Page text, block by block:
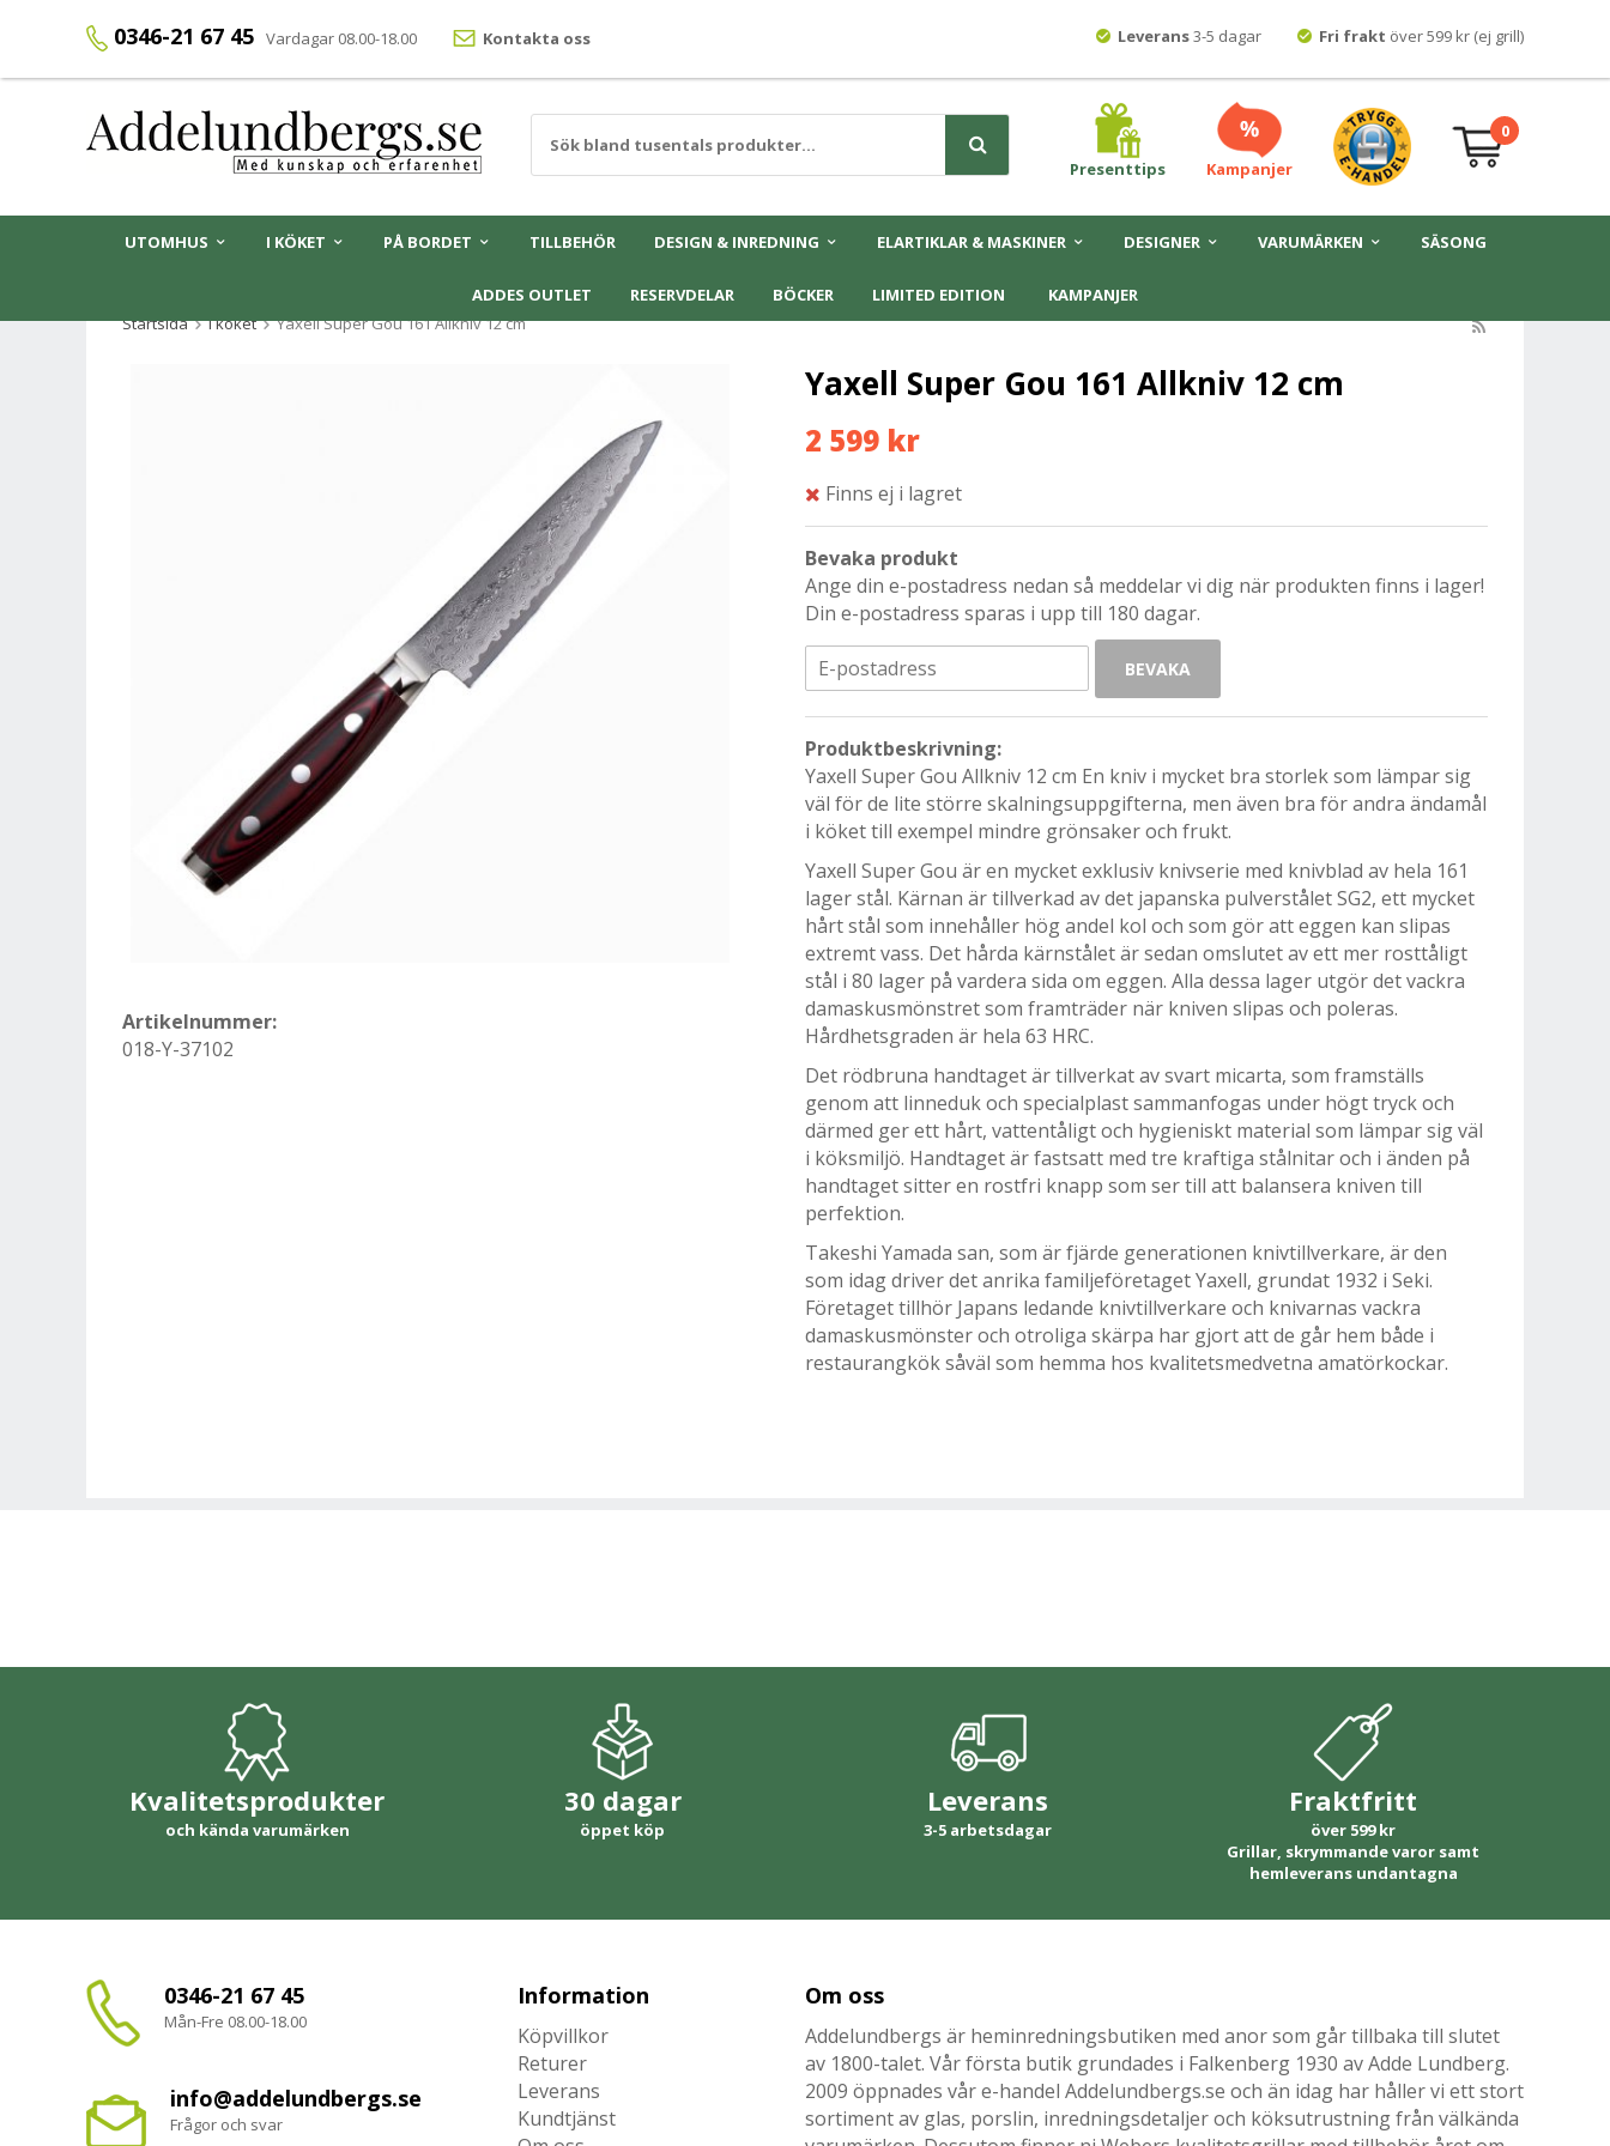
0346-21 67 45 Vardagar 08.00-18.00 Kontakta oss Leverans3-5 dagar Fri frakt över 599 kr (ej grill)
Presenttips Kampanjer
0
UTOMHUS I KÖKET PÅ BORDET TILLBEHÖR DESIGN & INREDNING ELARTIKLAR & MASKINER DESIGNER VARUMÄRKEN SÄSONG
ADDES OUTLET RESERVDELAR BÖCKER LIMITED EDITION
KAMPANJER
Startsida
I köket Yaxell Super Gou 161 Allkniv 12 cm
Yaxell Super Gou 161 Allkniv 12 cm
2 599 kr
Finns ej i lagret
Bevaka produkt
Ange din e-postadress nedan så meddelar vi dig när produkten finns i lager!
Din e-postadress sparas i upp till 180 dagar.
BEVAKA
Produktbeskrivning:
Yaxell Super Gou Allkniv 12 cm En kniv i mycket bra storlek som lämpar sig
väl för de lite större skalningsuppgifterna, men även bra för andra ändamål
i köket till exempel mindre grönsaker och frukt.
Yaxell Super Gou är en mycket exklusiv knivserie med knivblad av hela 161
lager stål. Kärnan är tillverkad av det japanska pulverstålet SG2, ett mycket
hårt stål som innehåller hög andel kol och som gör att eggen kan slipas
extremt vass. Det hårda kärnstålet är sedan omslutet av ett mer rosttåligt
stål i 80 lager på vardera sida om eggen. Alla dessa lager utgör det vackra
damaskusmönstret som framträder när kniven slipas och poleras.
Hårdhetsgraden är hela 63 HRC.
Det rödbruna handtaget är tillverkat av svart micarta, som framställs
genom att linneduk och specialplast sammanfogas under högt tryck och
därmed ger ett hårt, vattentåligt och hygieniskt material som lämpar sig väl
i köksmiljö. Handtaget är fastsatt med tre kraftiga stålnitar och i änden på
handtaget sitter en rostfri knapp som ser till att balansera kniven till
perfektion.
Takeshi Yamada san, som är fjärde generationen knivtillverka­re, är den
som idag driver det anrika familjeföretaget Yaxell, grundat 1932 i Seki.
Företaget tillhör Japans ledande knivtillverkare och knivarnas vackra
damaskusmönster och otroliga skärpa har gjort att de går hem både i
restaurangkök såväl som hemma hos kvalitetsmedvetna amatörkockar.
Artikelnummer:
018-Y-37102
Kvalitetsprodukter
och kända varumärken
30 dagar
öppet köp
Leverans
3-5 arbetsdagar
Fraktfritt
över 599 kr
Grillar, skrymmande varor samt
hemleverans undantagna
0346-21 67 45
Mån-Fre 08.00-18.00
info@addelundbergs.se
Frågor och svar
Information
Köpvillkor
Returer
Leverans
Kundtjänst
Om oss
Addelundbergs är heminredningsbutiken med anor som går tillbaka till slutet
av 1800-talet. Vår första butik grundades i Falkenberg 1930 av Adde Lundberg.
2009 öppnades vår e-handel Addelundbergs.se och än idag har håller vi ett stort
sortiment av glas, porslin, inredningsdetaljer och köksutrustning från välkända